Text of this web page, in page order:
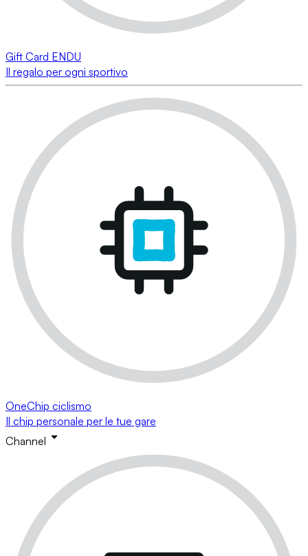
Gift Card ENDU
Il regalo per ogni sportivo
OneChip ciclismo
Il chip personale per le tue gare
Channel